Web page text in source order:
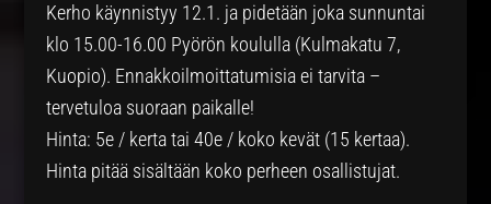
Kerho käynnistyy 12.1. ja pidetään joka sunnuntai
klo 15.00-16.00 Pyörön koululla (Kulmakatu 7,
Kuopio). Ennakkoilmoittatumisia ei tarvita –
tervetuloa suoraan paikalle!
Hinta: 5e / kerta tai 40e / koko kevät (15 kertaa).
Hinta pitää sisältään koko perheen osallistujat.